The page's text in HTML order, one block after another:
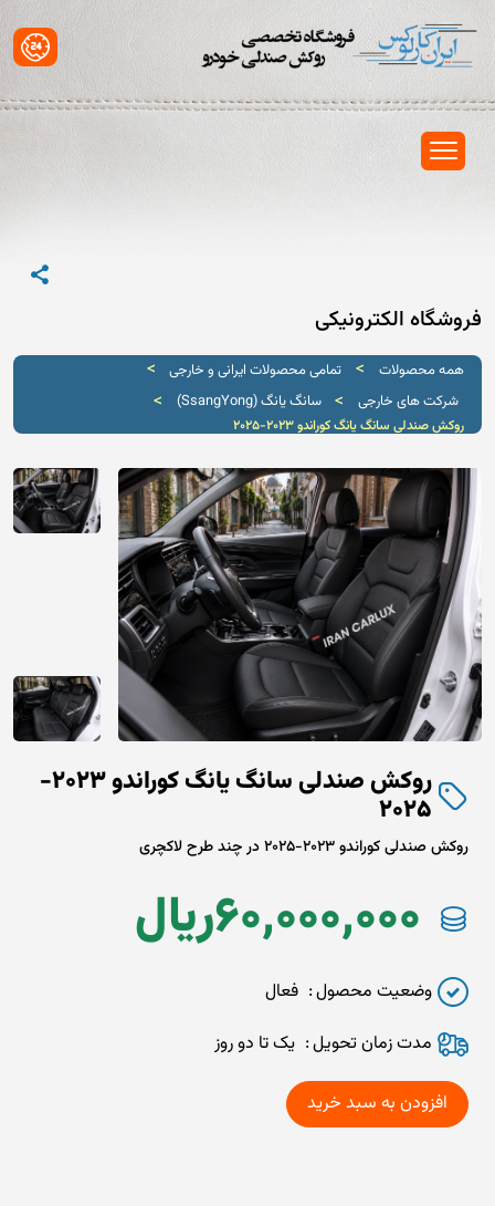
فروشگاه الکترونیکی
همه محصولات > تمامی محصولات ایرانی و خارجی >
شرکت های خارجی > سانگ یانگ (SsangYong) >
روکش صندلی سانگ یانگ کوراندو 2023-2025
روکش صندلی سانگ یانگ کوراندو 2023-
2025
روکش صندلی کوراندو 2023-2025 در چند طرح لاکچری
ريال60,000,000
وضعیت محصول
فعال
مدت زمان تحويل
یک تا دو روز